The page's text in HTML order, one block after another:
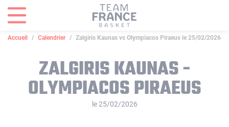
Accueil Calendrier Zalgiris Kaunas vs Olympiacos Piraeus le 25/02/2026
ZALGIRIS KAUNAS -
OLYMPIACOS PIRAEUS
le 25/02/2026
Panneau de gestion des cookies